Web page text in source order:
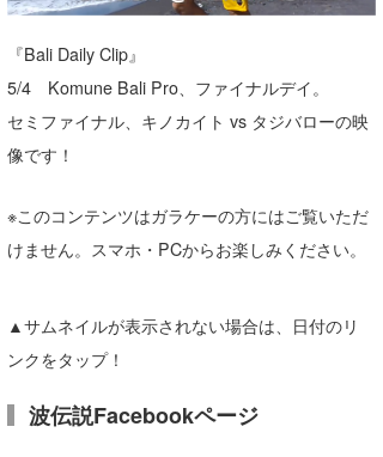
『Bali Daily Clip』
5/4 Komune Bali Pro、ファイナルデイ。
セミファイナル、キノカイト vs タジバローの映
像です！
※このコンテンツはガラケーの方にはご覧いただ
けません。スマホ・PCからお楽しみください。
▲サムネイルが表示されない場合は、日付のリ
ンクをタップ！
波伝説Facebookページ
千葉南
四国
ルール＆How to
VOTE!
サーファーズ